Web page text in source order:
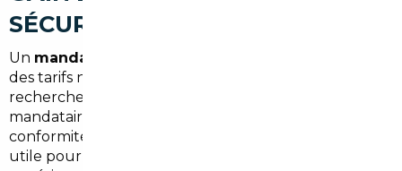
SÉCURISATION)
Un mandataire auto Villepreux
des tarifs négociés, d'économiser le temps de
recherche et d'éviter les pièges administratifs. Le
mandataire s'occupe des formalités et garantit la
conformité technique, ce qui est particulièrement
utile pour les acheteurs pressés ou peu